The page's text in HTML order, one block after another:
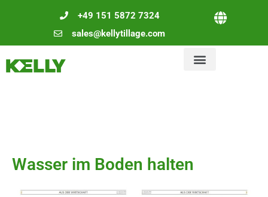
+49 151 5872 7324
sales@kellytillage.com
Wasser im Boden halten